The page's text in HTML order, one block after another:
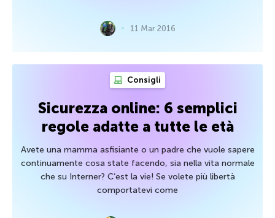
11 Mar 2016
Consigli
Sicurezza online: 6 semplici
regole adatte a tutte le età
Avete una mamma asfisiante o un padre che vuole sapere
continuamente cosa state facendo, sia nella vita normale
che su Interner? C’est la vie! Se volete più libertà
comportatevi come